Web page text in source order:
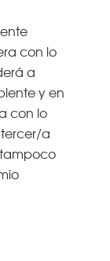
con lo
a
y en
con lo
a